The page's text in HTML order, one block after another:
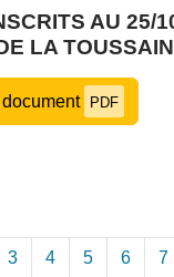
AU 25/
LA
PDF
3 4 5 6 7